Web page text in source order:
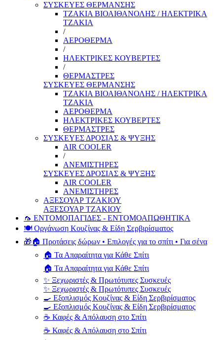
ΣΥΣΚΕΥΕΣ ΘΕΡΜΑΝΣΗΣ
ΤΖΑΚΙΑ ΒΙΟΑΙΘΑΝΟΛΗΣ / ΗΛΕΚΤΡΙΚΑ
ΤΖΑΚΙΑ
/
ΑΕΡΟΘΕΡΜΑ
/
ΗΛΕΚΤΡΙΚΕΣ ΚΟΥΒΕΡΤΕΣ
/
ΘΕΡΜΑΣΤΡΕΣ
ΣΥΣΚΕΥΕΣ ΘΕΡΜΑΝΣΗΣ
ΤΖΑΚΙΑ ΒΙΟΑΙΘΑΝΟΛΗΣ / ΗΛΕΚΤΡΙΚΑ
ΤΖΑΚΙΑ
ΑΕΡΟΘΕΡΜΑ
ΗΛΕΚΤΡΙΚΕΣ ΚΟΥΒΕΡΤΕΣ
ΘΕΡΜΑΣΤΡΕΣ
ΣΥΣΚΕΥΕΣ ΔΡΟΣΙΑΣ & ΨΥΞΗΣ
AIR COOLER
/
ΑΝΕΜΙΣΤΗΡΕΣ
ΣΥΣΚΕΥΕΣ ΔΡΟΣΙΑΣ & ΨΥΞΗΣ
AIR COOLER
ΑΝΕΜΙΣΤΗΡΕΣ
ΑΞΕΣΟΥΑΡ ΤΖΑΚΙΟΥ
ΑΞΕΣΟΥΑΡ ΤΖΑΚΙΟΥ
🦟 ΕΝΤΟΜΟΠΑΓΙΔΕΣ - ΕΝΤΟΜΟΑΠΩΘΗΤΙΚΑ
🍽️ Οργάνωση Κουζίνας & Είδη Σερβιρίσματος
🎁🏠 Προτάσεις δώρων • Επιλογές για το σπίτι • Για σένα
🏠 Τα Απαραίτητα για Κάθε Σπίτι
🏠 Τα Απαραίτητα για Κάθε Σπίτι
✨ Ξεχωριστές & Πρωτότυπες Συσκευές
✨ Ξεχωριστές & Πρωτότυπες Συσκευές
🍳 Εξοπλισμός Κουζίνας & Είδη Σερβιρίσματος
🍳 Εξοπλισμός Κουζίνας & Είδη Σερβιρίσματος
☕ Καφές & Απόλαυση στο Σπίτι
☕ Καφές & Απόλαυση στο Σπίτι